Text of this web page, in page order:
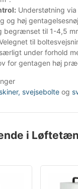
Understøtning
og høj
begrænset til 1-4,5
til
under forhold
for gentagen høj
svejsebolte og
i